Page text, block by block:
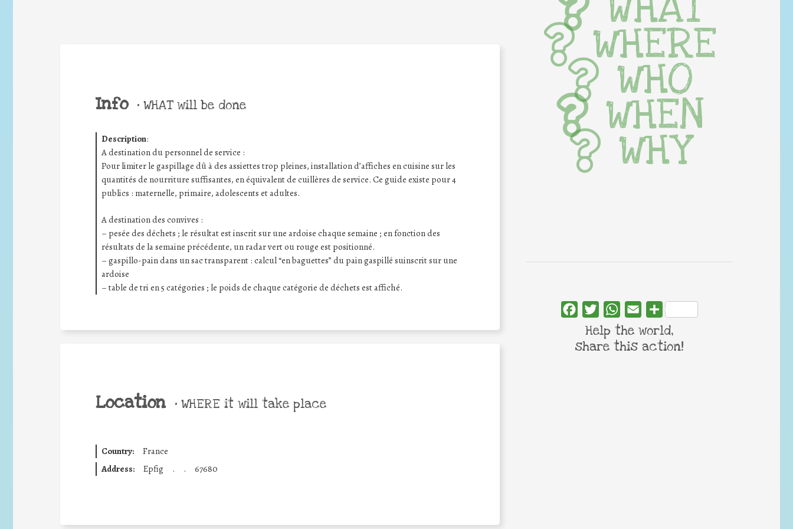
Info • WHAT will be done
Description:
A destination du personnel de service :
Pour limiter le gaspillage dû à des assiettes trop pleines, installation d’affiches en cuisine sur les
quantités de nourriture suffisantes, en équivalent de cuillères de service. Ce guide existe pour 4
publics : maternelle, primaire, adolescents et adultes.
A destination des convives :
– pesée des déchets ; le résultat est inscrit sur une ardoise chaque semaine ; en fonction des
résultats de la semaine précédente, un radar vert ou rouge est positionné.
– gaspillo-pain dans un sac transparent : calcul “en baguettes” du pain gaspillé suinscrit sur une
ardoise
– table de tri en 5 catégories ; le poids de chaque catégorie de déchets est affiché.
Location • WHERE it will take place
Country:
France
Address:
Epfig . . 67680
WHERE
WHO
WHEN
WHY
FacebookTwitterWhatsApp
Email Share
Help the world,
share this action!